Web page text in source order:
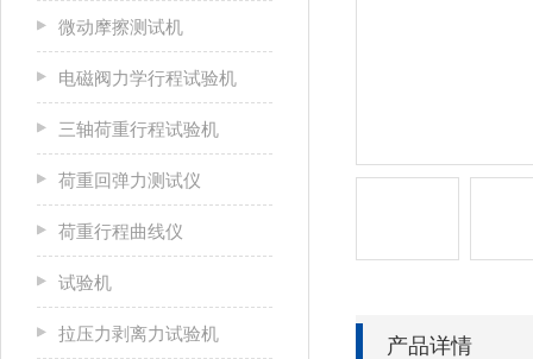
微动摩擦测试机
电磁阀力学行程试验机
三轴荷重行程试验机
荷重回弹力测试仪
荷重行程曲线仪
试验机
拉压力剥离力试验机
产品详情